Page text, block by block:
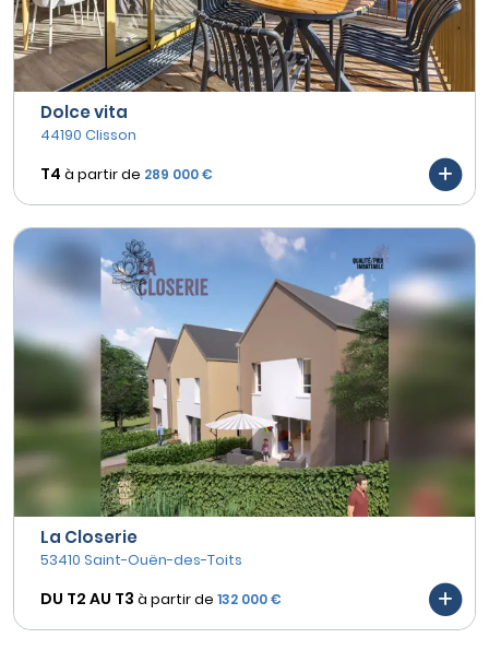
Dolce vita
44190 Clisson
T4 à partir de 289 000 €
La Closerie
53410 Saint-Ouën-des-Toits
DU T2 AU T3 à partir de 132 000 €